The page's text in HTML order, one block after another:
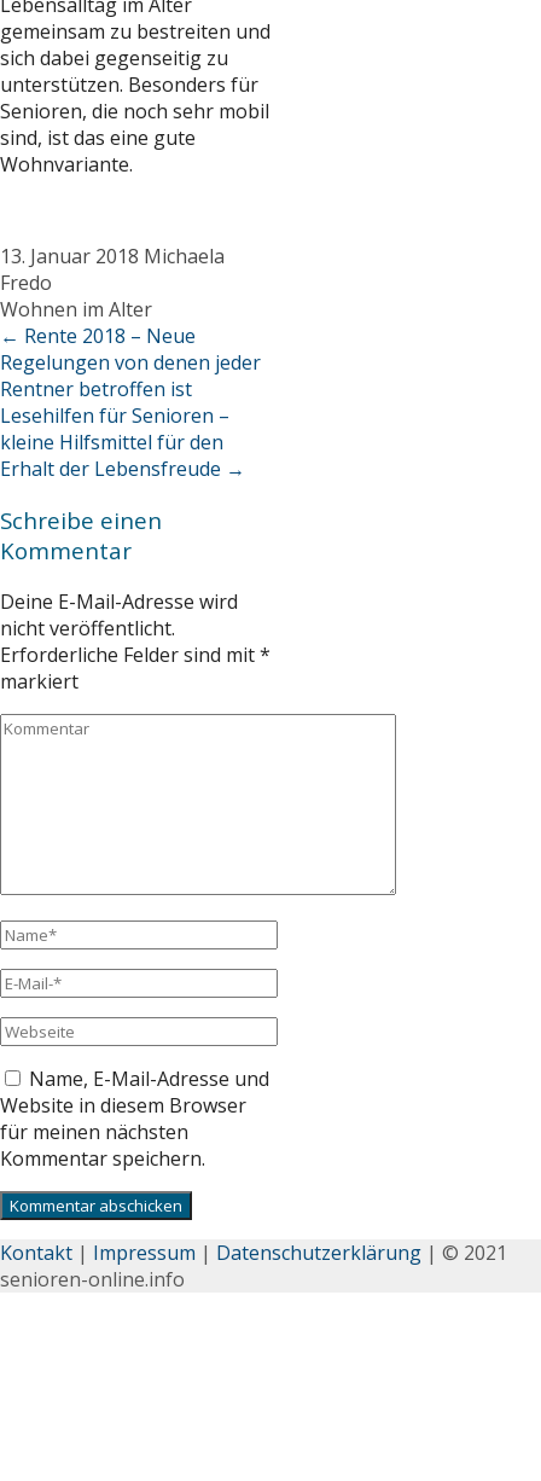
gemeinsam zu bestreiten und
sich dabei gegenseitig zu
unterstützen. Besonders für
Senioren, die noch sehr mobil
sind, ist das eine gute
Wohnvariante.
13. Januar 2018 Michaela
Fredo
Wohnen im Alter
← Rente 2018 – Neue
Regelungen von denen jeder
Rentner betroffen ist
Lesehilfen für Senioren –
kleine Hilfsmittel für den
Erhalt der Lebensfreude →
Schreibe einen
Kommentar
Deine E-Mail-Adresse wird
nicht veröffentlicht.
Erforderliche Felder sind mit*
markiert
Name, E-Mail-Adresse und
Website in diesem Browser
für meinen nächsten
Kommentar speichern.
Kontakt | Impressum | Datenschutzerklärung | © 2021
senioren-online.info